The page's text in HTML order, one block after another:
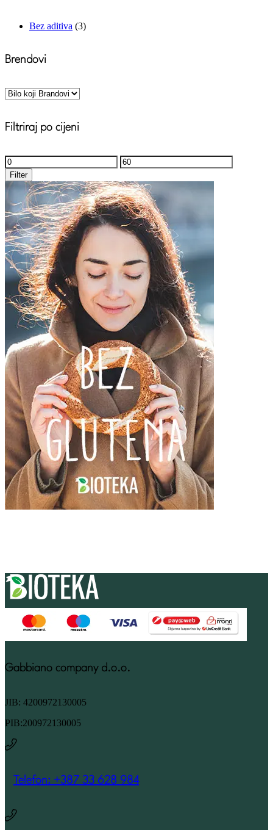
Bez aditiva (3)
Brendovi
Filtriraj po cijeni
Minimalna
cijena
Maksimalna
cijena
Filter
Gabbiano company d.o.o.
JIB: 4200972130005
PIB:200972130005
Telefon: +387 33 628 984